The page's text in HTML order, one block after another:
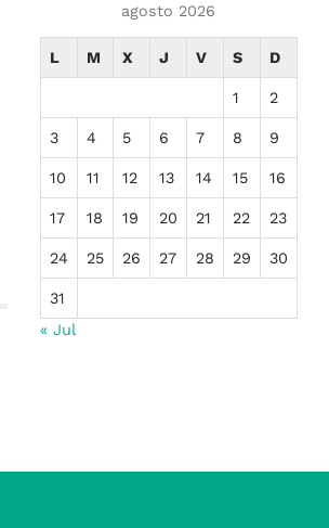
agosto 2026
L M X J V S D
1 2
3 4 5 6 7 8 9
10 11 12 13 14 15 16
17 18 19 20 21 22 23
24 25 26 27 28 29 30
31
« Jul